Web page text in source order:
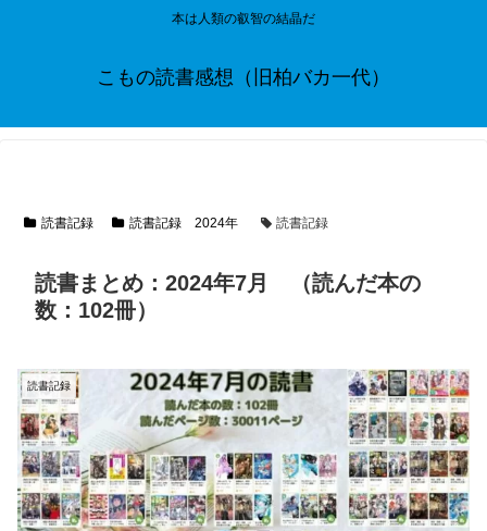
本は人類の叡智の結晶だ
こもの読書感想（旧柏バカ一代）
読書記録 読書記録 2024年 読書記録
読書まとめ：2024年7月 （読んだ本の
数：102冊）
読書記録